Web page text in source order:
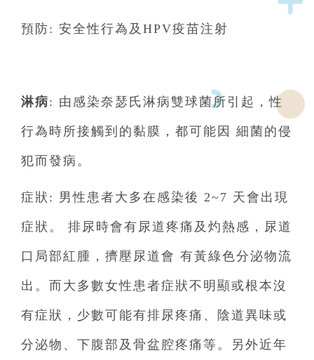
預防: 安全性行為及HPV疫苗注射
淋病: 由感染奈瑟氏淋病雙球菌所引起，性
行為時所接觸到的黏膜，都可能因 細菌的侵
犯而發病。
症狀: 男性患者大多在感染後 2~7 天會出現
症狀。 排尿時會有尿道疼痛及灼熱感，尿道
口局部紅腫，擠壓尿道會 有黃綠色分泌物流
出。而大多數女性患者症狀不明顯或根本沒
有症狀，少數可能有排尿疼痛、陰道異味或
分泌物、下腹部及骨盆腔疼痛等。另外近年